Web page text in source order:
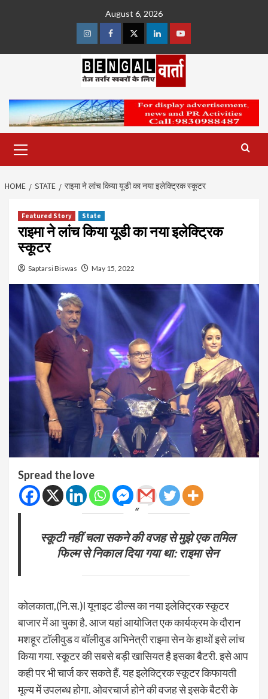
August 6, 2026
InstagramFacebookTwitterLinkedinYoutube
Menu
HOME STATE राइमा ने लांच किया यूडी का नया इलेक्ट्रिक स्कूटर
Featured Story State
राइमा ने लांच किया यूडी का नया इलेक्ट्रिक
स्कूटर
Saptarsi Biswas May 15, 2022
Spread the love
स्कूटी नहीं चला सकने की वजह से मुझे एक तमिल
फिल्म से निकाल दिया गया था: राइमा सेन
कोलकाता,(नि.स.)l यूनाइट डील्स का नया इलेक्ट्रिक स्कूटर
बाजार में आ चुका है. आज यहां आयोजित एक कार्यक्रम के दौरान
मशहूर टॉलीवुड व बॉलीवुड अभिनेत्री राइमा सेन के हाथों इसे लांच
किया गया. स्कूटर की सबसे बड़ी खासियत है इसका बैटरी. इसे आप
कही पर भी चार्ज कर सकते हैं. यह इलेक्ट्रिक स्कूटर किफायती
मूल्य में उपलब्ध होगा. ओवरचार्ज होने की वजह से इसके बैटरी के